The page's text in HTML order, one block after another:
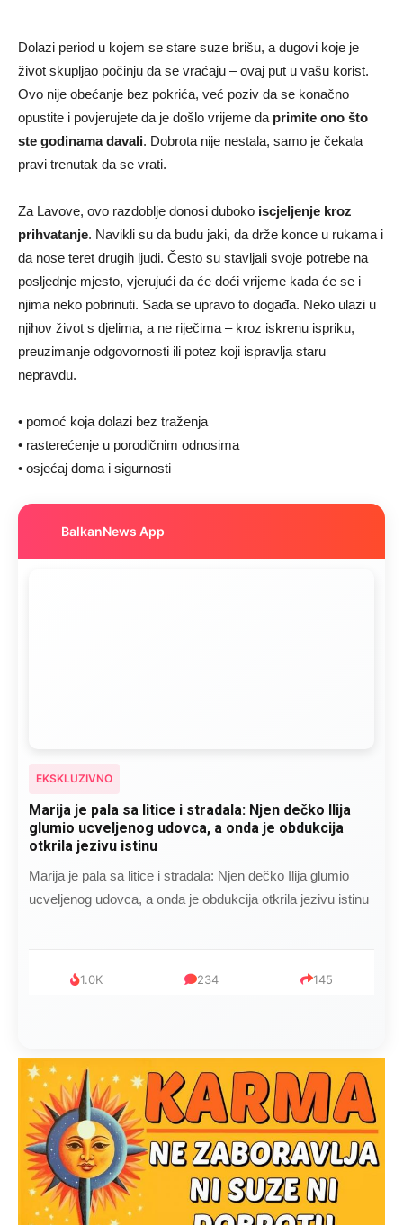
Dolazi period u kojem se stare suze brišu, a dugovi koje je
život skupljao počinju da se vraćaju – ovaj put u vašu korist.
Ovo nije obećanje bez pokrića, već poziv da se konačno
opustite i povjerujete da je došlo vrijeme da primite ono što
ste godinama davali. Dobrota nije nestala, samo je čekala
pravi trenutak da se vrati.
Za Lavove, ovo razdoblje donosi duboko iscjeljenje kroz
prihvatanje. Navikli su da budu jaki, da drže konce u rukama i
da nose teret drugih ljudi. Često su stavljali svoje potrebe na
posljednje mjesto, vjerujući da će doći vrijeme kada će se i
njima neko pobrinuti. Sada se upravo to događa. Neko ulazi u
njihov život s djelima, a ne riječima – kroz iskrenu ispriku,
preuzimanje odgovornosti ili potez koji ispravlja staru
nepravdu.
• pomoć koja dolazi bez traženja
• rasterećenje u porodičnim odnosima
• osjećaj doma i sigurnosti
BalkanNews App
EKSKLUZIVNO
Marija je pala sa litice i stradala: Njen dečko Ilija
glumio ucveljenog udovca, a onda je obdukcija
otkrila jezivu istinu
Marija je pala sa litice i stradala: Njen dečko Ilija glumio
ucveljenog udovca, a onda je obdukcija otkrila jezivu istinu
1.0K 234 145